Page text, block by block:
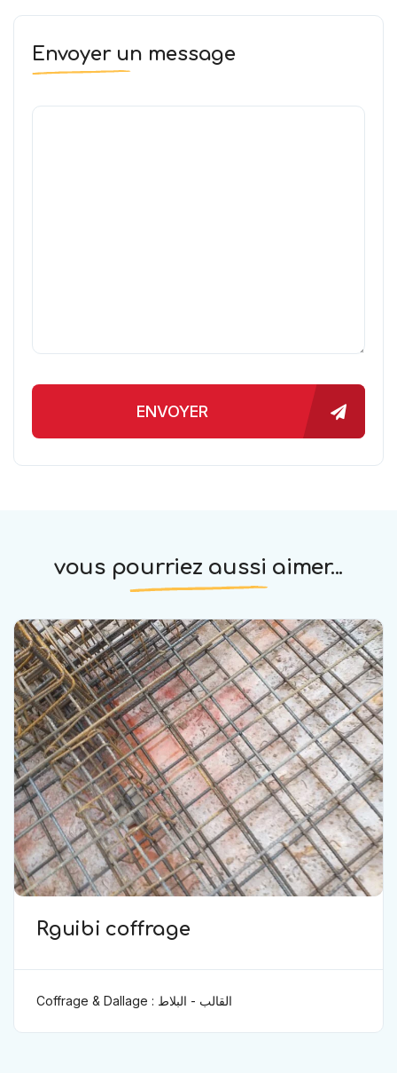
Envoyer un message
ENVOYER
vous pourriez aussi aimer...
Rguibi coffrage
Coffrage & Dallage : القالب - البلاط